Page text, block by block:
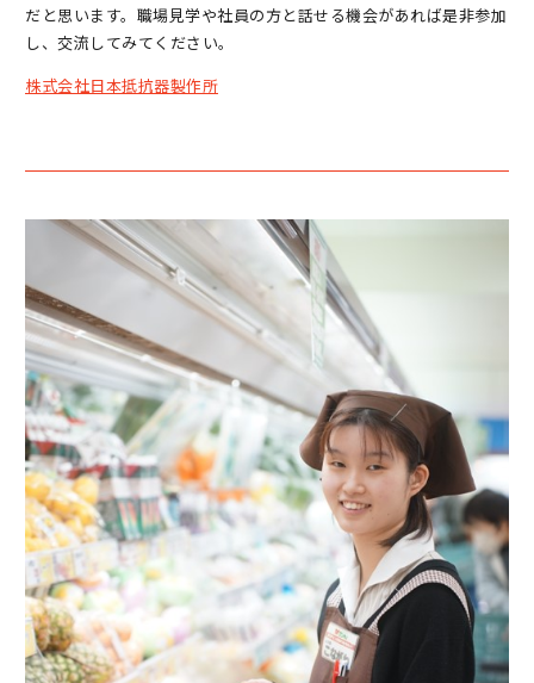
だと思います。職場見学や社員の方と話せる機会があれば是非参加
し、交流してみてください。
株式会社日本抵抗器製作所